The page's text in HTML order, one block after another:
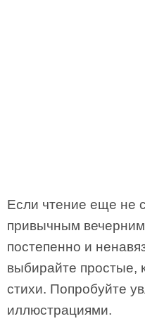
Если чтение еще не
привычным вечерним
постепенно и
выбирайте простые,
стихи. Попробуйте
иллюстрациями.